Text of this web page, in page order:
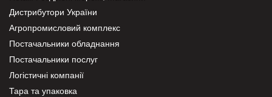
Дистрибутори України
Агропромисловий комплекс
Постачальники обладнання
Постачальники послуг
Логістичні компанії
Тара та упаковка